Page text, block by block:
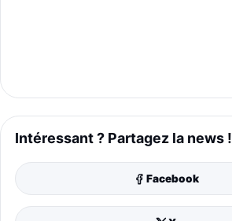
Intéressant ? Partagez la news !
Facebook